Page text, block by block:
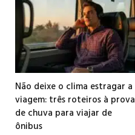
Não deixe o clima estragar a
viagem: três roteiros à prova
de chuva para viajar de
ônibus